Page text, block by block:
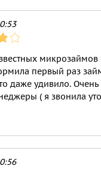
первый раз
даже удивило.
( я звонила